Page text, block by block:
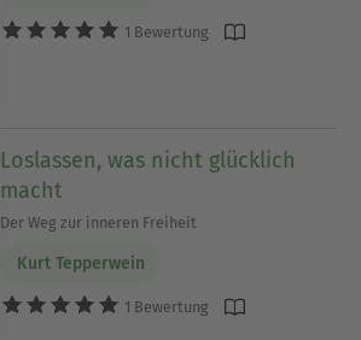
1 Bewertung
Loslassen, was nicht glücklich
macht
Der Weg zur inneren Freiheit
Kurt Tepperwein
1 Bewertung